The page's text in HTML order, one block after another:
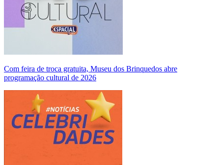
Com feira de troca gratuita, Museu dos Brinquedos abre
programação cultural de 2026